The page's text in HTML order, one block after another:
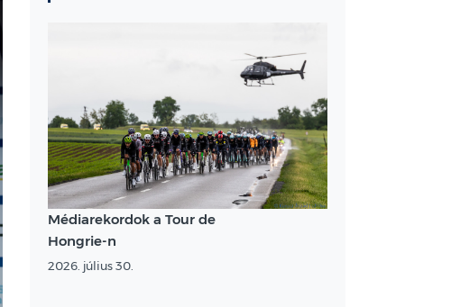
Médiarekordok a Tour de
Hongrie-n
2026. július 30.